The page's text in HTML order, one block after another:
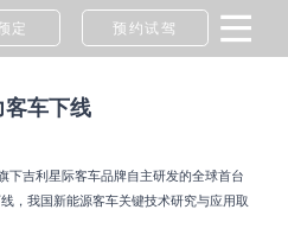
定 预约试驾
车下线
下吉利星际客车品牌自主研发的全球首台
，我国新能源客车关键技术研究与应用取